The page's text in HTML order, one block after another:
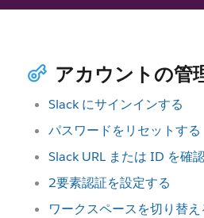
アカウントの管
Slack にサインインする
パスワードをリセットする
Slack URL または ID を確
2要素認証を設定する
ワークスペースを切り替え